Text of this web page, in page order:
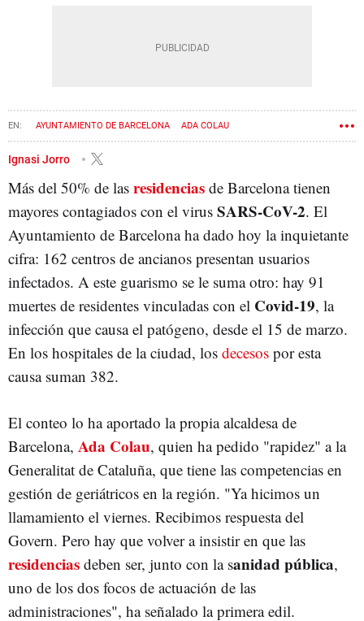
AYUNTAMIENTO DE BARCELONA ADA COLAU
PERSONAS MAYORES
Ignasi Jorro
Más del 50% de las residencias de Barcelona tienen
mayores contagiados con el virus SARS-CoV-2. El
Ayuntamiento de Barcelona ha dado hoy la inquietante
cifra: 162 centros de ancianos presentan usuarios
infectados. A este guarismo se le suma otro: hay 91
muertes de residentes vinculadas con el Covid-19, la
infección que causa el patógeno, desde el 15 de marzo.
En los hospitales de la ciudad, los decesos por esta
causa suman 382.
El conteo lo ha aportado la propia alcaldesa de
Barcelona, Ada Colau, quien ha pedido "rapidez" a la
Generalitat de Cataluña, que tiene las competencias en
gestión de geriátricos en la región. "Ya hicimos un
llamamiento el viernes. Recibimos respuesta del
Govern. Pero hay que volver a insistir en que las
residencias deben ser, junto con la sanidad pública,
uno de los dos focos de actuación de las
administraciones", ha señalado la primera edil.